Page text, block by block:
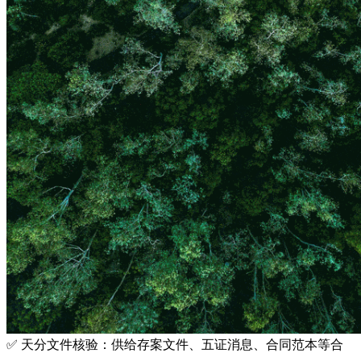
✅ 天分文件核验：供给存案文件、五证消息、合同范本等合